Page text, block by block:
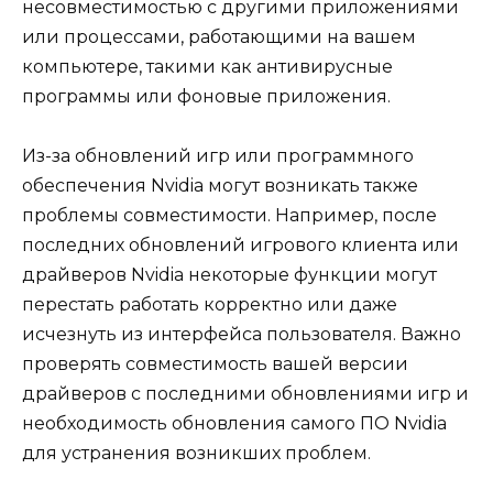
несовместимостью с другими приложениями
или процессами, работающими на вашем
компьютере, такими как антивирусные
программы или фоновые приложения.
Из-за обновлений игр или программного
обеспечения Nvidia могут возникать также
проблемы совместимости. Например, после
последних обновлений игрового клиента или
драйверов Nvidia некоторые функции могут
перестать работать корректно или даже
исчезнуть из интерфейса пользователя. Важно
проверять совместимость вашей версии
драйверов с последними обновлениями игр и
необходимость обновления самого ПО Nvidia
для устранения возникших проблем.